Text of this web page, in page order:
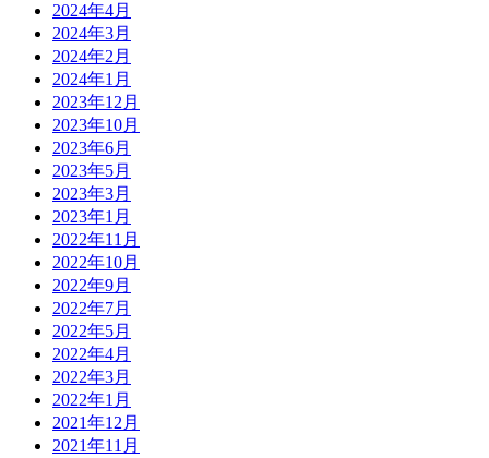
2024年4月
2024年3月
2024年2月
2024年1月
2023年12月
2023年10月
2023年6月
2023年5月
2023年3月
2023年1月
2022年11月
2022年10月
2022年9月
2022年7月
2022年5月
2022年4月
2022年3月
2022年1月
2021年12月
2021年11月